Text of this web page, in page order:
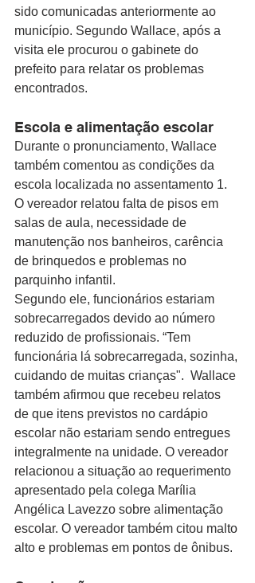
sido comunicadas anteriormente ao
município. Segundo Wallace, após a
visita ele procurou o gabinete do
prefeito para relatar os problemas
encontrados.
Escola e alimentação escolar
Durante o pronunciamento, Wallace
também comentou as condições da
escola localizada no assentamento 1.
O vereador relatou falta de pisos em
salas de aula, necessidade de
manutenção nos banheiros, carência
de brinquedos e problemas no
parquinho infantil.
Segundo ele, funcionários estariam
sobrecarregados devido ao número
reduzido de profissionais. “Tem
funcionária lá sobrecarregada, sozinha,
cuidando de muitas crianças".  Wallace
também afirmou que recebeu relatos
de que itens previstos no cardápio
escolar não estariam sendo entregues
integralmente na unidade. O vereador
relacionou a situação ao requerimento
apresentado pela colega Marília
Angélica Lavezzo sobre alimentação
escolar. O vereador também citou malto
alto e problemas em pontos de ônibus.